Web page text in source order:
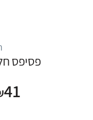
פסיפס
41